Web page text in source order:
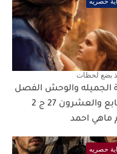
بضع لحظات
الجميله والوحش الفصل
السابع والعشرون 27 ج 2
ماهي احمد
حصريه